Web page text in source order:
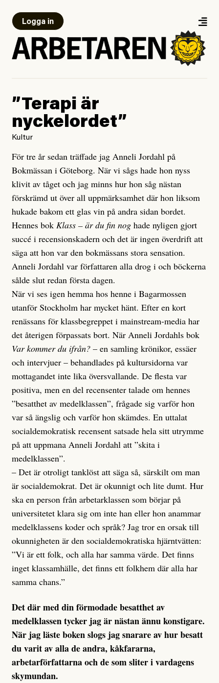
Logga in
”Terapi är
nyckelordet”
Kultur
För tre år sedan träffade jag Anneli Jordahl på
Bokmässan i Göteborg. När vi sågs hade hon nyss
klivit av tåget och jag minns hur hon såg nästan
förskrämd ut över all uppmärksamhet där hon liksom
hukade bakom ett glas vin på andra sidan bordet.
Hennes bok Klass – är du fin nog hade nyligen gjort
succé i recensionskadern och det är ingen överdrift att
säga att hon var den bokmässans stora sensation.
Anneli Jordahl var författaren alla drog i och böckerna
sålde slut redan första dagen.
När vi ses igen hemma hos henne i Bagarmossen
utanför Stockholm har mycket hänt. Efter en kort
renässans för klassbegreppet i mainstream-media har
det återigen förpassats bort. När Anneli Jordahls bok
Var kommer du ifrån? – en samling krönikor, essäer
och intervjuer – behandlades på kultursidorna var
mottagandet inte lika översvallande. De flesta var
positiva, men en del recensenter talade om hennes
”besatthet av medelklassen”, frågade sig varför hon
var så ängslig och varför hon skämdes. En uttalat
socialdemokratisk recensent satsade hela sitt utrymme
på att uppmana Anneli Jordahl att ”skita i
medelklassen”.
– Det är otroligt tanklöst att säga så, särskilt om man
är socialdemokrat. Det är okunnigt och lite dumt. Hur
ska en person från arbetarklassen som börjar på
universitetet klara sig om inte han eller hon anammar
medelklassens koder och språk? Jag tror en orsak till
okunnigheten är den socialdemokratiska hjärntvätten:
”Vi är ett folk, och alla har samma värde. Det finns
inget klassamhälle, det finns ett folkhem där alla har
samma chans.”
Det där med din förmodade besatthet av
medelklassen tycker jag är nästan ännu konstigare.
När jag läste boken slogs jag snarare av hur besatt
du varit av alla de andra, kåkfararna,
arbetarförfattarna och de som sliter i vardagens
skymundan.